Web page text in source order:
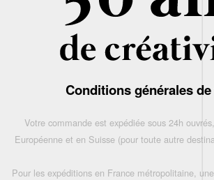
Conditions générales
Votre commande est expédiée sous 24h
Européenne et en Suisse (pour toute autre
Pour les expéditions en France métropolitaine,